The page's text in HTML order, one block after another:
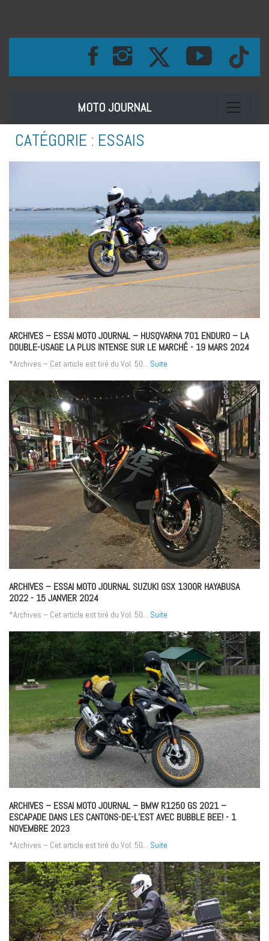
MOTO JOURNAL Toggle
CATÉGORIE : ESSAIS
ARCHIVES – ESSAI MOTO JOURNAL – HUSQVARNA 701 ENDURO – LA
DOUBLE-USAGE LA PLUS INTENSE SUR LE MARCHÉ- 19 MARS 2024
*Archives – Cet article est tiré du Vol. 50... Suite
ARCHIVES – ESSAI MOTO JOURNAL SUZUKI GSX 1300R HAYABUSA
2022- 15 JANVIER 2024
*Archives – Cet article est tiré du Vol. 50... Suite
ARCHIVES – ESSAI MOTO JOURNAL – BMW R1250 GS 2021 –
ESCAPADE DANS LES CANTONS-DE-L’EST AVEC BUBBLE BEE!- 1
NOVEMBRE 2023
*Archives – Cet article est tiré du Vol. 50... Suite